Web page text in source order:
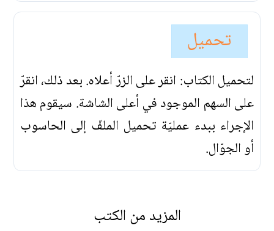
تحميل
لتحميل الكتاب: انقر على الزرّ أعلاه. بعد ذلك، انقرّ
على السهم الموجود في أعلى الشاشة. سيقوم هذا
الإجراء ببدء عمليّة تحميل الملفّ إلى الحاسوب
أو الجوّال.
المزيد من الكتب